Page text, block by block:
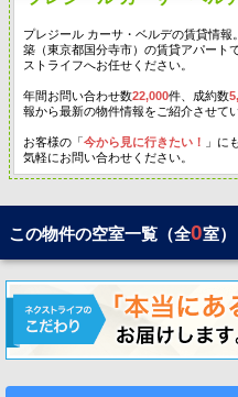
プレジール カーサ・ベルデの賃貸情
築（東京都国分寺市）の賃貸アパート
ストライフへお任せください。
年間お問い合わせ数22,000件、成約数
報から最新の物件情報をご紹介させて
お客様の「今から見に行きたい！
」に
気軽にお問い合わせください。
この物件の空室一覧（全0室）